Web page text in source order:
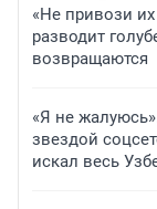
«Не привози
разводит
возвращаются
«Я не
звездой
искал весь